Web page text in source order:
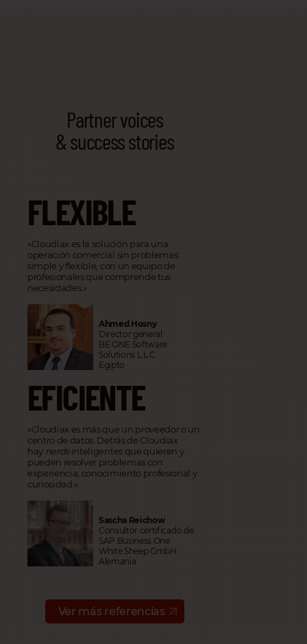
Partner voices
& success stories
FLEXIBLE
«Cloudiax es la solución para una
operación comercial sin problemas:
simple y flexible, con un equipo de
profesionales que comprende tus
necesidades.»
Ahmed Hosny
Director general
BE ONE Software
Solutions L.L.C
Egipto
EFICIENTE
«Cloudiax es más que un proveedor o un
centro de datos. Detrás de Cloudiax
hay nerdsinteligentes que quieren y
pueden resolver problemas con
experiencia, conocimiento profesional y
curiosidad.»
Sascha Reichow
Consultor certificado de
SAP Business One
White Sheep GmbH
Alemania
Ver más referencias